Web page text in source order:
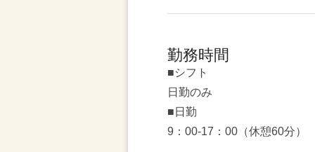
勤務時間
■シフト
日勤のみ
■日勤
9：00-17：00（休憩60分）